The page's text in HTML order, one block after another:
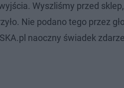
Wyszliśmy przed
Nie podano tego przez
naoczny świadek